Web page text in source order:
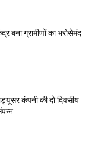
बना ग्रामीणों का भरोसेमंद
कंपनी की दो दिवसीय